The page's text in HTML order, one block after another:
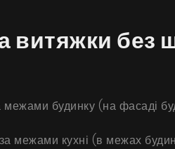
Про нас
Сторінка дизайнера
витяжки без
будинку (на фасаді
межами кухні (в межах